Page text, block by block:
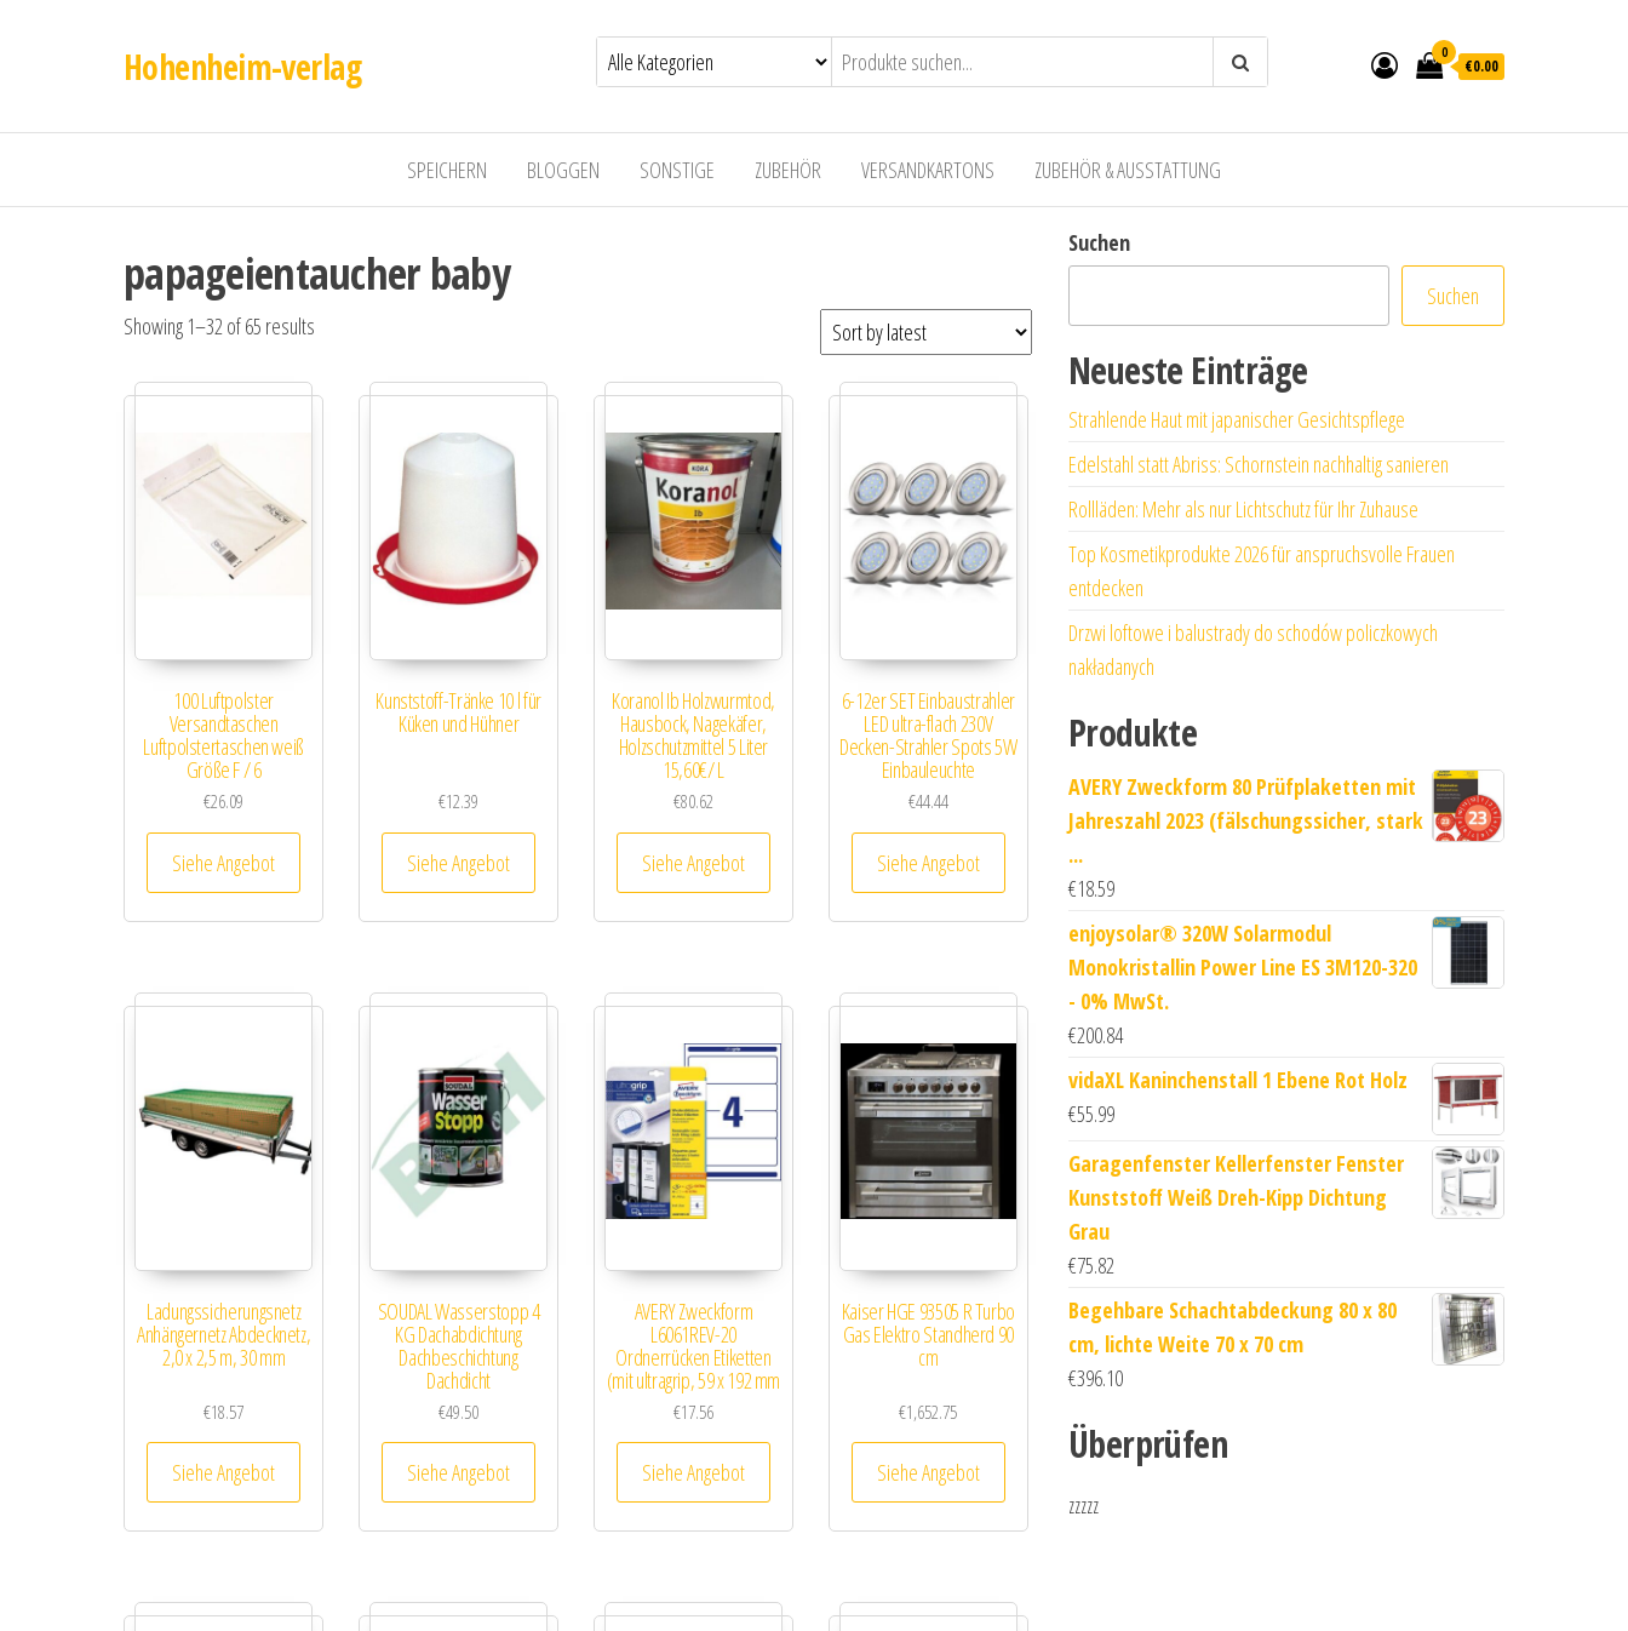
Hohenheim-verlag 0
€0.00
SPEICHERN BLOGGEN SONSTIGE ZUBEHÖR VERSANDKARTONS ZUBEHÖR & AUSSTATTUNG
papageientaucher baby
Showing 1–32 of 65 results
100 Luftpolster
Versandtaschen
Luftpolstertaschen weiß
Größe F / 6
€26.09
Siehe Angebot
Kunststoff-Tränke 10 l für
Küken und Hühner
€12.39
Siehe Angebot
Koranol Ib Holzwurmtod,
Hausbock, Nagekäfer,
Holzschutzmittel 5 Liter
15,60€/ L
€80.62
Siehe Angebot
6-12er SET Einbaustrahler
LED ultra-flach 230V
Decken-Strahler Spots 5W
Einbauleuchte
€44.44
Siehe Angebot
Ladungssicherungsnetz
Anhängernetz Abdecknetz,
2,0 x 2,5 m, 30 mm
€18.57
Siehe Angebot
SOUDAL Wasserstopp 4
KG Dachabdichtung
Dachbeschichtung
Dachdicht
€49.50
Siehe Angebot
AVERY Zweckform
L6061REV-20
Ordnerrücken Etiketten
(mit ultragrip, 59 x 192 mm
…
€17.56
Siehe Angebot
Kaiser HGE 93505 R Turbo
Gas Elektro Standherd 90
cm
€1,652.75
Siehe Angebot
Suchen
Suchen
Neueste Einträge
Strahlende Haut mit japanischer Gesichtspflege
Edelstahl statt Abriss: Schornstein nachhaltig sanieren
Rollläden: Mehr als nur Lichtschutz für Ihr Zuhause
Top Kosmetikprodukte 2026 für anspruchsvolle Frauen
entdecken
Drzwi loftowe i balustrady do schodów policzkowych
nakładanych
Produkte
AVERY Zweckform 80 Prüfplaketten mit
Jahreszahl 2023 (fälschungssicher, stark
...
€18.59
enjoysolar® 320W Solarmodul
Monokristallin Power Line ES 3M120-320
- 0% MwSt.
€200.84
vidaXL Kaninchenstall 1 Ebene Rot Holz
€55.99
Garagenfenster Kellerfenster Fenster
Kunststoff Weiß Dreh-Kipp Dichtung
Grau
€75.82
Begehbare Schachtabdeckung 80 x 80
cm, lichte Weite 70 x 70 cm
€396.10
Überprüfen
zzzzz